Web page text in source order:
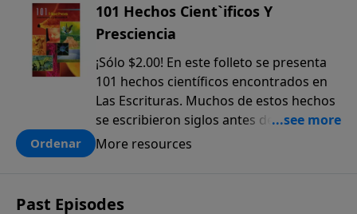
101 Hechos Cient`ificos Y
Presciencia
¡Sólo $2.00! En este folleto se presenta
101 hechos científicos encontrados en
Las Escrituras. Muchos de estos hechos
se escribieron siglos antes de que
fueran descubiertos. El anticipado
más a la prueba colectiva de que la
Ordenar More resources
Past Episodes